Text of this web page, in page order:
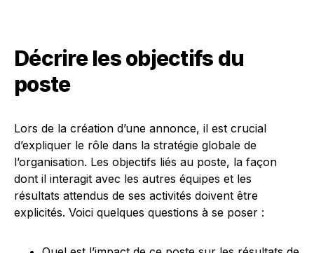
Décrire les objectifs du
poste
Lors de la création d’une annonce, il est crucial
d’expliquer le rôle dans la stratégie globale de
l’organisation. Les objectifs liés au poste, la façon
dont il interagit avec les autres équipes et les
résultats attendus de ses activités doivent être
explicités. Voici quelques questions à se poser :